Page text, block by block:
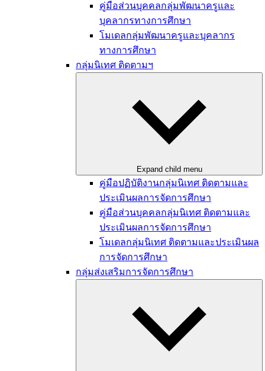
คู่มือส่วนบุคคลกลุ่มพัฒนาครูและ
บุคลากรทางการศึกษา
โมเดลกลุ่มพัฒนาครูและบุคลากร
ทางการศึกษา
กลุ่มนิเทศ ติดตามฯ
Expand child menu
คู่มือปฏิบัติงานกลุ่มนิเทศ ติดตามและ
ประเมินผลการจัดการศึกษา
คู่มือส่วนบุคคลกลุ่มนิเทศ ติดตามและ
ประเมินผลการจัดการศึกษา
โมเดลกลุ่มนิเทศ ติดตามและประเมินผล
การจัดการศึกษา
กลุ่มส่งเสริมการจัดการศึกษา